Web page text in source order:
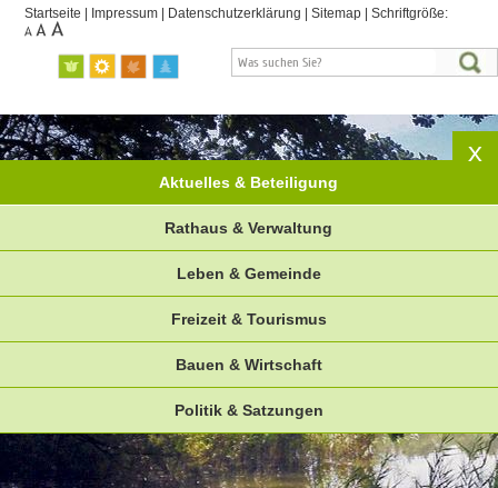
Startseite Impressum Datenschutzerklärung |Sitemap |Schriftgröße:
Aktuelles & Beteiligung
Rathaus & Verwaltung
Leben & Gemeinde
Freizeit & Tourismus
Bauen & Wirtschaft
Politik & Satzungen